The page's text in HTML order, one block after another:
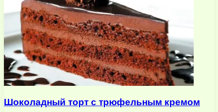
Шоколадный торт с трюфельным кремом